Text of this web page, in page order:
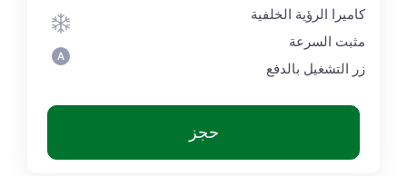
كاميرا الرؤية الخلفية
مثبت السرعة
زر التشغيل بالدفع
حجز